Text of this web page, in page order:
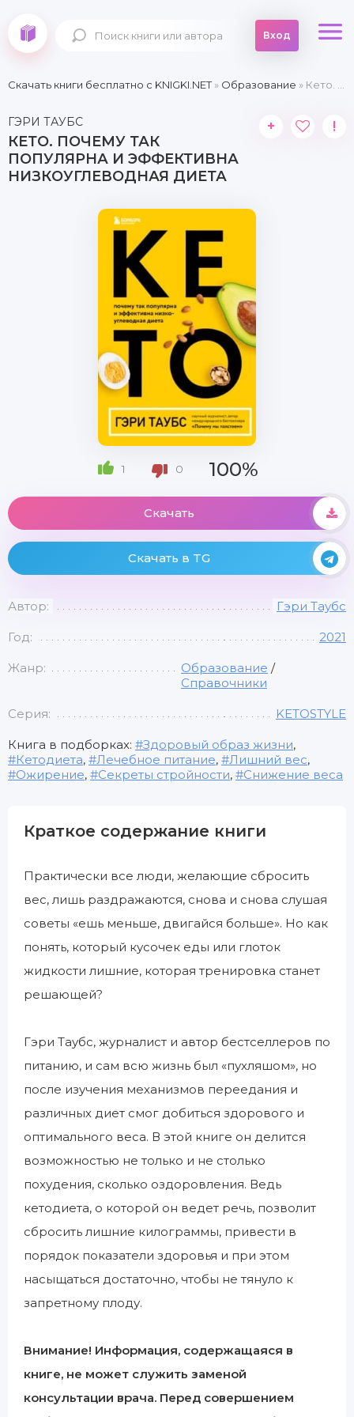
Вход
Скачать книги бесплатно c KNIGKI.NET» Образование » Кето. Почему так популярна и эффективна низкоуглеводная диета
ГЭРИ ТАУБС
КЕТО. ПОЧЕМУ ТАК
ПОПУЛЯРНА И ЭФФЕКТИВНА
НИЗКОУГЛЕВОДНАЯ ДИЕТА
+ !
1 0 100%
Скачать
Скачать в TG
Автор: Гэри Таубс
Год: 2021
Жанр: Образование /
Справочники
Серия: KETOSTYLE
Книга в подборках: Здоровый образ жизни,
Кетодиета, Лечебное питание, Лишний вес,
Ожирение, Секреты стройности, Снижение веса
Краткое содержание книги
Практически все люди, желающие сбросить
вес, лишь раздражаются, снова и снова слушая
советы «ешь меньше, двигайся больше». Но как
понять, который кусочек еды или глоток
жидкости лишние, которая тренировка станет
решающей?
Гэри Таубс, журналист и автор бестселлеров по
питанию, и сам всю жизнь был «пухляшом», но
после изучения механизмов переедания и
различных диет смог добиться здорового и
оптимального веса. В этой книге он делится
возможностью не только и не столько
похудения, сколько оздоровления. Ведь
кетодиета, о которой он ведет речь, позволит
сбросить лишние килограммы, привести в
порядок показатели здоровья и при этом
насыщаться достаточно, чтобы не тянуло к
запретному плоду.
Внимание! Информация, содержащаяся в
книге, не может служить заменой
консультации врача. Перед совершением